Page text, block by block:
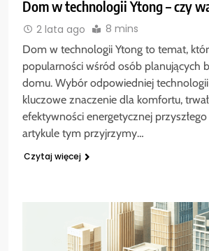
Dom w technologii Ytong – czy
2 lata ago 8 mins
Dom w technologii Ytong to temat,
popularności wśród osób planujących
domu. Wybór odpowiedniej
kluczowe znaczenie dla komfortu,
efektywności energetycznej
artykule tym przyjrzymy…
Czytaj więcej